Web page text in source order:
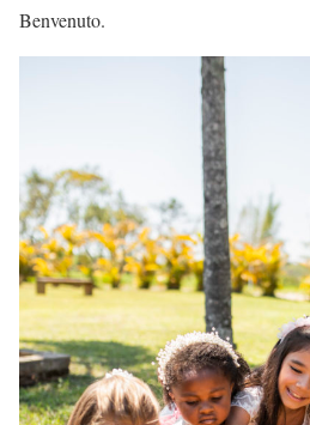
Benvenuto.